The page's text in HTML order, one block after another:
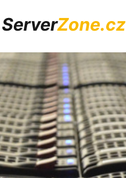
ServerZone.cz